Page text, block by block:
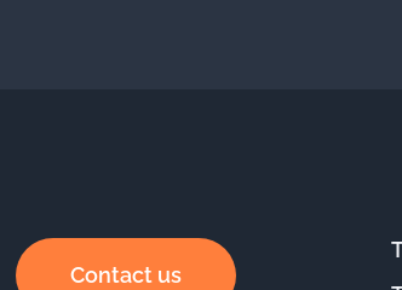
Contact us